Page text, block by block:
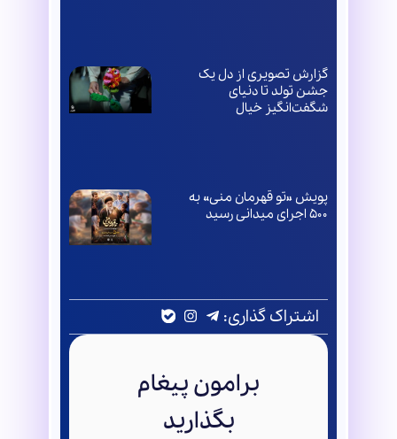
گزارش تصویری از دل یک
جشن تولد تا دنیای
شگفت‌انگیز خیال
پویش «تو قهرمان منی» به
۵۰۰ اجرای میدانی رسید
اشتراک گذاری:
برامون پیغام
بگذارید